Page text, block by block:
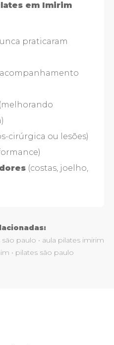
em Imirim
praticaram
(melhorando
cirúrgica ou lesões)
(costas, joelho,
paulo • aula pilates imirim
• pilates são paulo